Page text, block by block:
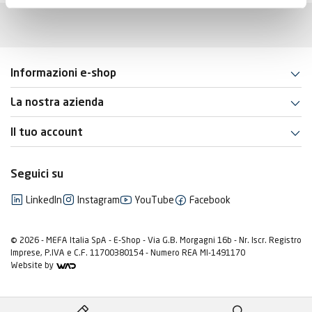
Informazioni e-shop
La nostra azienda
Il tuo account
Seguici su
LinkedIn Instagram YouTube Facebook
© 2026 - MEFA Italia SpA - E-Shop - Via G.B. Morgagni 16b - Nr. Iscr. Registro
Imprese, P.IVA e C.F. 11700380154 - Numero REA MI-1491170
Website by